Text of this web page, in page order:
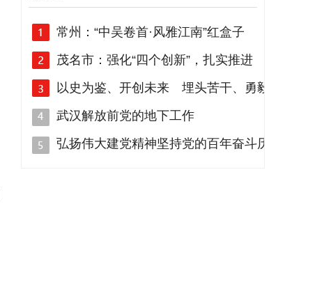
常州：“中吴卷首·风雅江南”红盒子
茂名市：强化“四个创新”，扎实推进
以史为鉴、开创未来 埋头苦干、勇毅
武汉解放前党的地下工作
弘扬伟大建党精神坚持党的百年奋斗历